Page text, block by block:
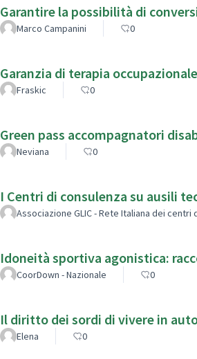
Garantire la possibilità di
Marco Campanini 0
Garanzia di terapia occupazionale
Fraskic 0
Green pass accompagnatori
Neviana 0
I Centri di consulenza su ausili
Associazione GLIC - Rete Italiana dei
Idoneità sportiva agonistica:
CoorDown - Nazionale 0
Il diritto dei sordi di vivere in
Elena 0